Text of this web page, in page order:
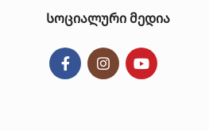
Სოციალური მედია